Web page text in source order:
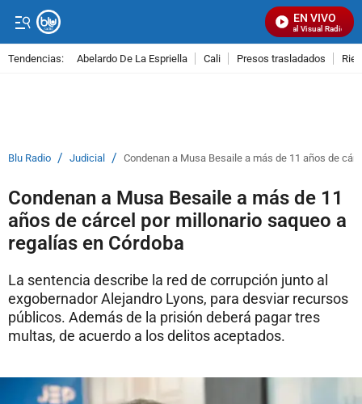
EN VIVO
Señal Visual Radio
Tendencias: Abelardo De La Espriella Cali Presos trasladados
Blu Radio / Judicial / Condenan a Musa Besaile a más de 11 años de
Condenan a Musa Besaile a más de 11
años de cárcel por millonario saqueo a
regalías en Córdoba
La sentencia describe la red de corrupción junto al
exgobernador Alejandro Lyons, para desviar recursos
públicos. Además de la prisión deberá pagar tres
multas, de acuerdo a los delitos aceptados.